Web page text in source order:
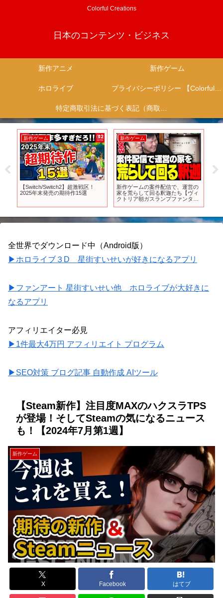
Colorful Creations
日本のコンテンツ・ビジネス
新作アニメ 新作ゲーム
ホロライブ プライバシーポリシー 【Colorful Creation】
特定商取引法に基づく表記（商取引に関する開示）
新作ゲーム
【Switch/Switch2】超激戦区！
2025年末発売の期待作15選
新作ゲーム
新作ゲームの案件配信で、運営の
家を荒らして回る釈迦たち【ヴィ
クトリア朝ガスランプファンタジ
全世界でダウンロード中（Android版）
▶ホロライブ３D 星街すいせいが好きになるアプリ
▶ファンアート 星街すいせい他 ホロライブが大好きに
なるアプリ
アフィリエイター必見
▶1件最大4万円 アフィリエイト プログラム
▶SEO対策 ブログ記事 自動作成 AIツール
【Steam新作】注目度MAXのハクスラTPS
が登場！そしてSteamの気になるニュース
も！【2024年7月第1週】
新作ゲーム
X Facebook はてブ